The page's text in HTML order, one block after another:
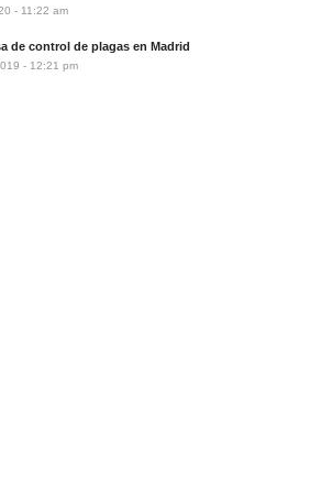
- 11:22 am
de control de plagas en Madrid
- 12:21 pm